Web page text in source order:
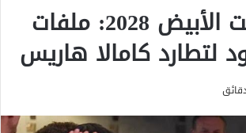
طريق البيت الأبيض 2028: ملفات
لتطارد كامالا هاريس